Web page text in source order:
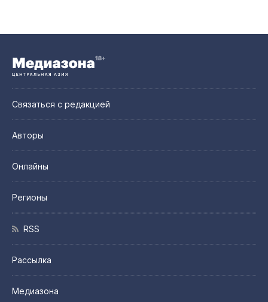
Связаться с редакцией
Авторы
Онлайны
Регионы
RSS
Рассылка
Медиазона